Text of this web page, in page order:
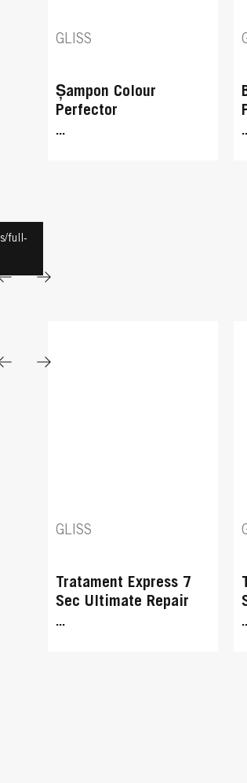
GLISS
Șampon Colour
Perfector
...
full-
GLISS
Tratament Express 7
Sec Ultimate Repair
...